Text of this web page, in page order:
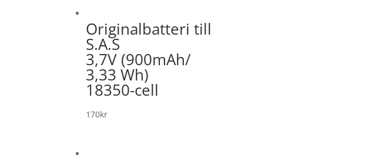
Originalbatteri till
S.A.S
3,7V (900mAh/
3,33 Wh)
18350-cell
170kr